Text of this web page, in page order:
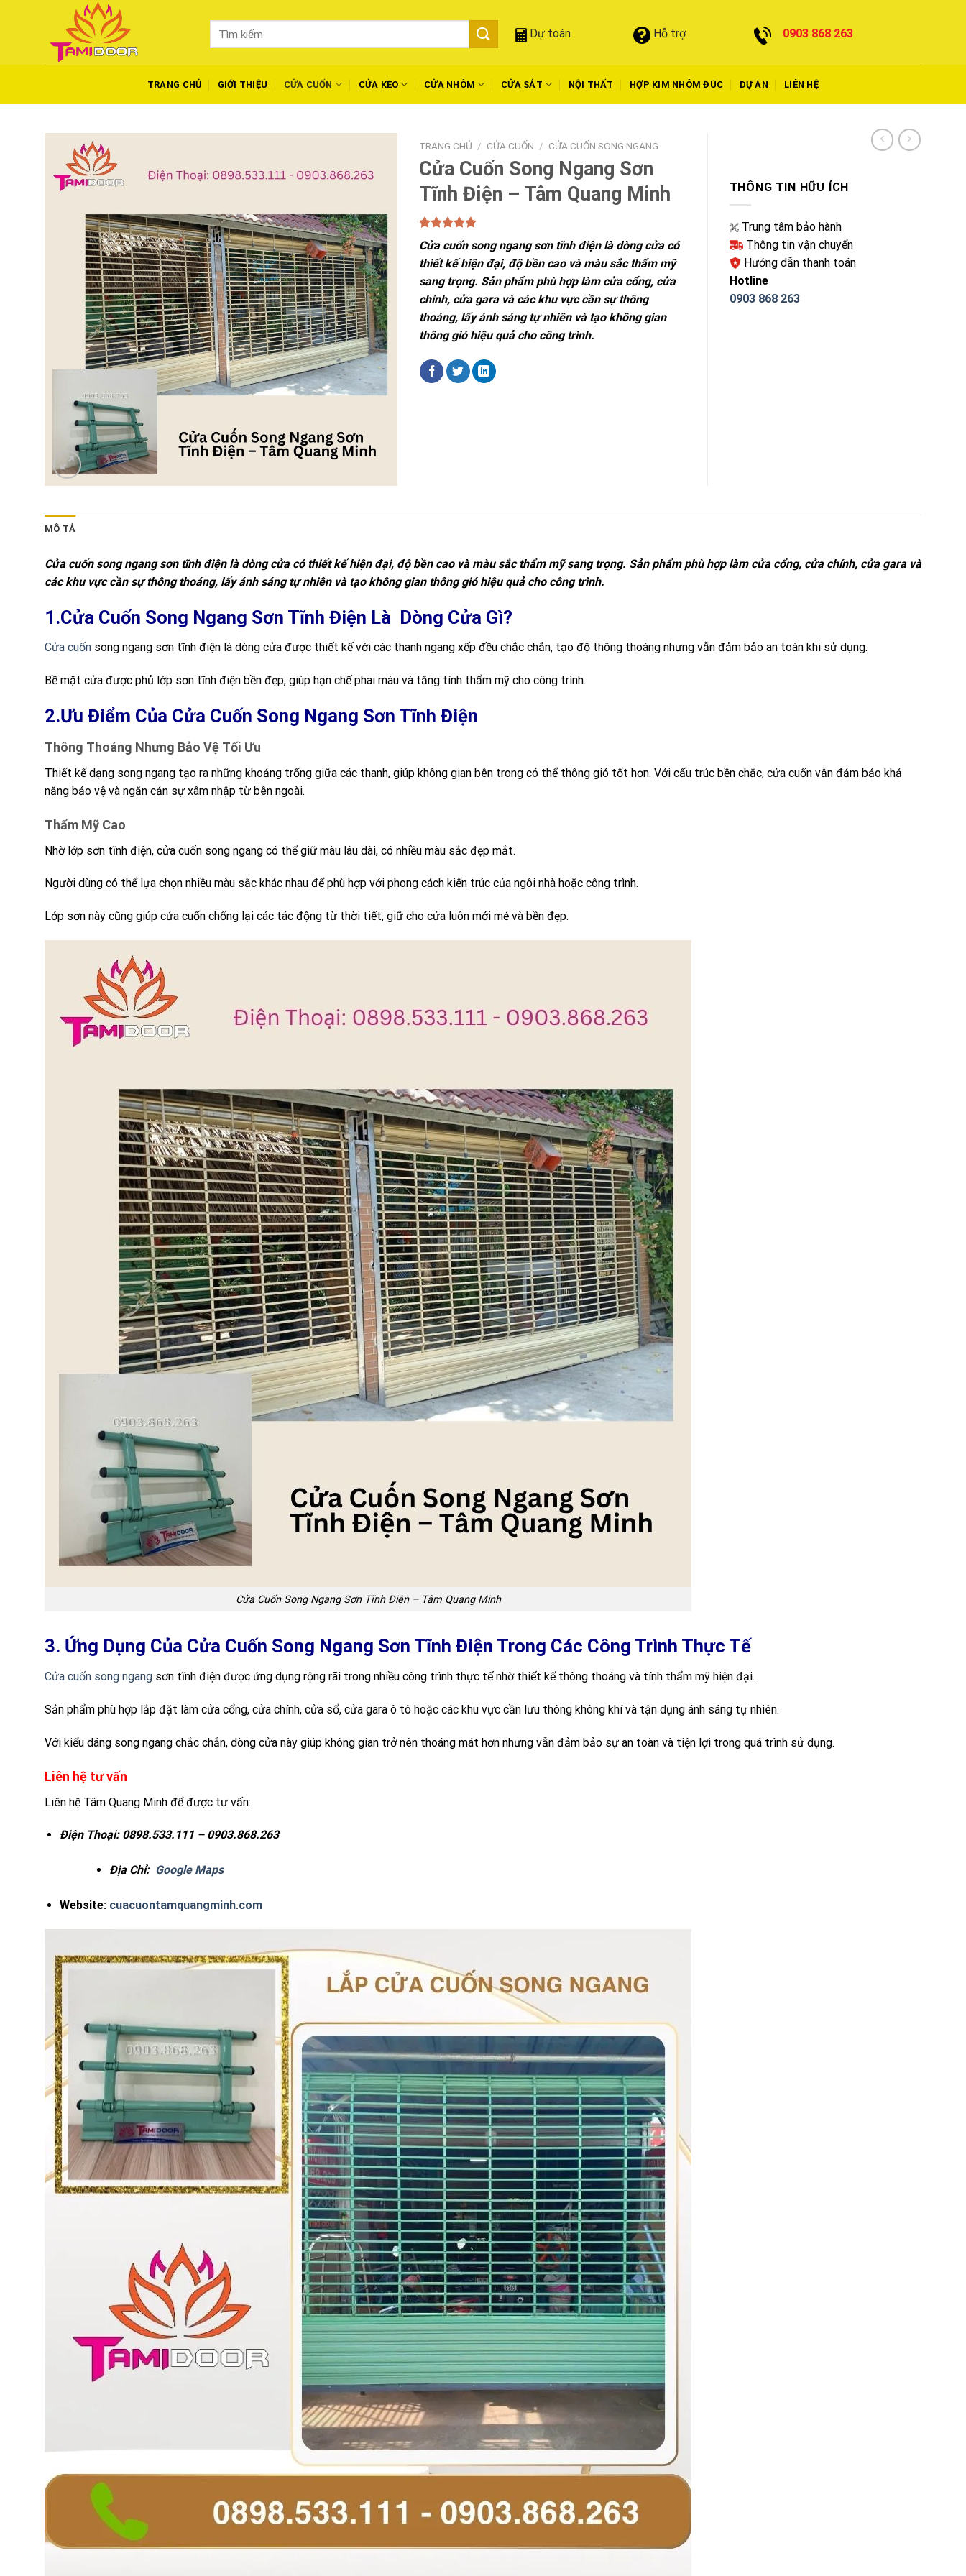
Tìm
Dự toán Hỗ trợ 0903 868 263
TRANG CHỦ GIỚI THIỆU CỬA CUỐN CỬA KÉO CỬA NHÔM CỬA SẮT NỘI THẤT HỢP KIM NHÔM ĐÚC DỰ ÁN LIÊN HỆ
TRANG CHỦ / CỬA CUỐN / CỬA CUỐN SONG NGANG
Cửa Cuốn Song Ngang Sơn
Tĩnh Điện – Tâm Quang Minh
5.00
trên 5
dựa trên
1
đánh giá
Cửa cuốn song ngang sơn tĩnh điện là dòng cửa có
thiết kế hiện đại, độ bền cao và màu sắc thẩm mỹ
sang trọng. Sản phẩm phù hợp làm cửa cổng, cửa
chính, cửa gara và các khu vực cần sự thông
thoáng, lấy ánh sáng tự nhiên và tạo không gian
thông gió hiệu quả cho công trình.
THÔNG TIN HỮU ÍCH
Trung tâm bảo hành
Thông tin vận chuyển
Hướng dẫn thanh toán
Hotline
0903 868 263
MÔ TẢ
Cửa cuốn song ngang sơn tĩnh điện là dòng cửa có thiết kế hiện đại, độ bền cao và màu sắc thẩm mỹ sang trọng. Sản phẩm phù hợp làm cửa cổng, cửa chính, cửa gara và
các khu vực cần sự thông thoáng, lấy ánh sáng tự nhiên và tạo không gian thông gió hiệu quả cho công trình.
1.Cửa Cuốn Song Ngang Sơn Tĩnh Điện Là Dòng Cửa Gì?
Cửa cuốn song ngang sơn tĩnh điện là dòng cửa được thiết kế với các thanh ngang xếp đều chắc chắn, tạo độ thông thoáng nhưng vẫn đảm bảo an toàn khi sử dụng.
Bề mặt cửa được phủ lớp sơn tĩnh điện bền đẹp, giúp hạn chế phai màu và tăng tính thẩm mỹ cho công trình.
2.Ưu Điểm Của Cửa Cuốn Song Ngang Sơn Tĩnh Điện
Thông Thoáng Nhưng Bảo Vệ Tối Ưu
Thiết kế dạng song ngang tạo ra những khoảng trống giữa các thanh, giúp không gian bên trong có thể thông gió tốt hơn. Với cấu trúc bền chắc, cửa cuốn vẫn đảm bảo khả
năng bảo vệ và ngăn cản sự xâm nhập từ bên ngoài.
Thẩm Mỹ Cao
Nhờ lớp sơn tĩnh điện, cửa cuốn song ngang có thể giữ màu lâu dài, có nhiều màu sắc đẹp mắt.
Người dùng có thể lựa chọn nhiều màu sắc khác nhau để phù hợp với phong cách kiến trúc của ngôi nhà hoặc công trình.
Lớp sơn này cũng giúp cửa cuốn chống lại các tác động từ thời tiết, giữ cho cửa luôn mới mẻ và bền đẹp.
Cửa Cuốn Song Ngang Sơn Tĩnh Điện – Tâm Quang Minh
3. Ứng Dụng Của Cửa Cuốn Song Ngang Sơn Tĩnh Điện Trong Các Công Trình Thực Tế
Cửa cuốn song ngang sơn tĩnh điện được ứng dụng rộng rãi trong nhiều công trình thực tế nhờ thiết kế thông thoáng và tính thẩm mỹ hiện đại.
Sản phẩm phù hợp lắp đặt làm cửa cổng, cửa chính, cửa sổ, cửa gara ô tô hoặc các khu vực cần lưu thông không khí và tận dụng ánh sáng tự nhiên.
Với kiểu dáng song ngang chắc chắn, dòng cửa này giúp không gian trở nên thoáng mát hơn nhưng vẫn đảm bảo sự an toàn và tiện lợi trong quá trình sử dụng.
Liên hệ tư vấn
Liên hệ Tâm Quang Minh để được tư vấn:
Điện Thoại: 0898.533.111 – 0903.868.263
Địa Chỉ: Google Maps
Website: cuacuontamquangminh.com